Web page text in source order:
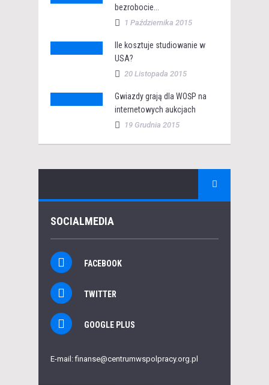
bezrobocie...
1 Października 2015
Ile kosztuje studiowanie w
USA?
20 Listopada 2015
Gwiazdy grają dla WOŚP na
internetowych aukcjach
19 Grudnia 2015
SOCIALMEDIA
FACEBOOK
TWITTER
GOOGLE PLUS
E-mail: finanse@centrumwspolpracy.org.pl